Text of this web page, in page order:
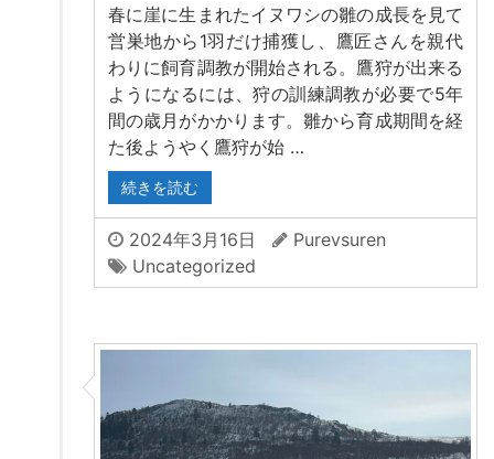
春に崖に生まれたイヌワシの雛の成長を見て
営巣地から1羽だけ捕獲し、鷹匠さんを親代
わりに飼育調教が開始される。鷹狩が出来る
ようになるには、狩の訓練調教が必要で5年
間の歳月がかかります。雛から育成期間を経
た後ようやく鷹狩が始 …
続きを読む
2024年3月16日
Purevsuren
Uncategorized